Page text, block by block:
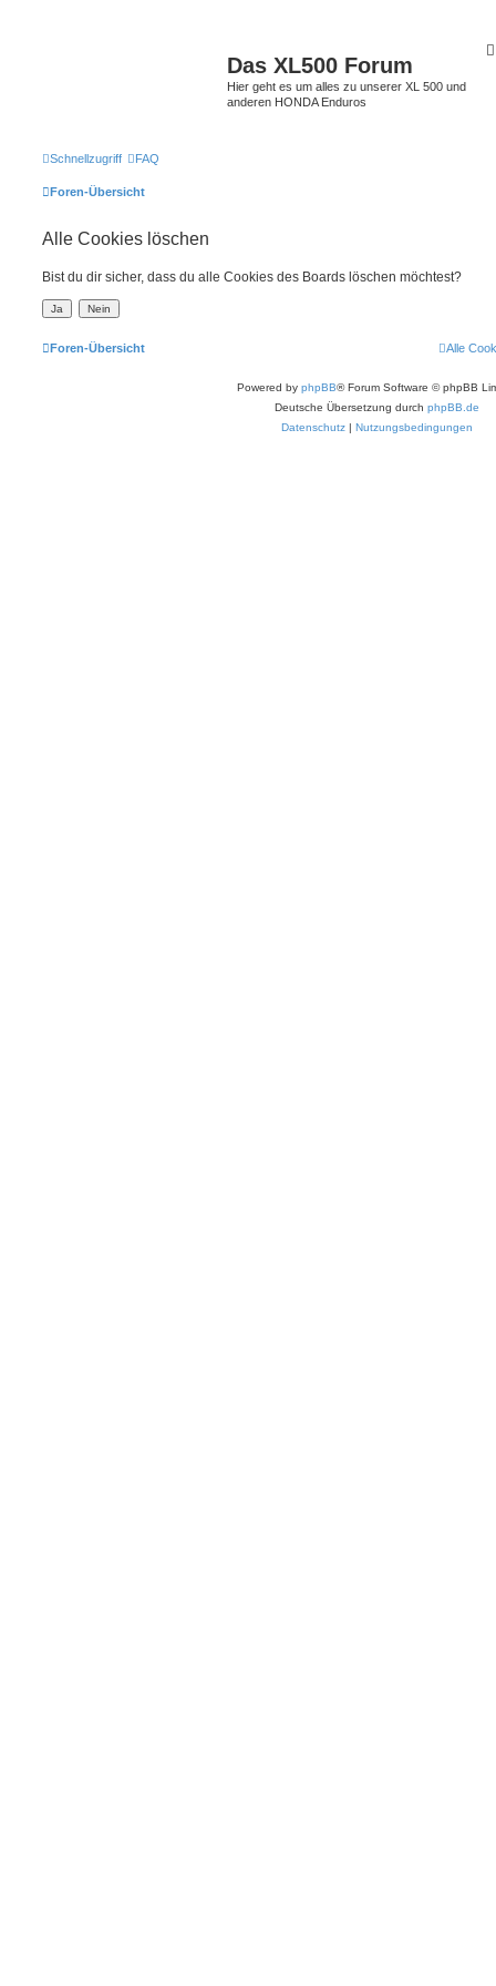
Das XL500 Forum
Hier geht es um alles zu unserer XL 500 und
anderen HONDA Enduros
Schnellzugriff FAQ
Foren-Übersicht
Alle Cookies löschen
Bist du dir sicher, dass du alle Cookies des Boards löschen möchtest?
Foren-Übersicht Alle
Powered by phpBB® Forum Software © phpBB
Deutsche Übersetzung durch phpBB.de
Datenschutz | Nutzungsbedingungen